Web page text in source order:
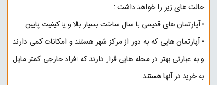
حالت های زیر را خواهد داشت :
• آپارتمان های قدیمی با سال ساخت بسیار بالا و یا کیفیت پایین
• آپارتمان هایی که به دور از مرکز شهر هستند و امکانات کمی دارند
و به عبارتی بهتر در محله هایی قرار دارند که افراد خارجی کمتر مایل
به خرید در آنها هستند.